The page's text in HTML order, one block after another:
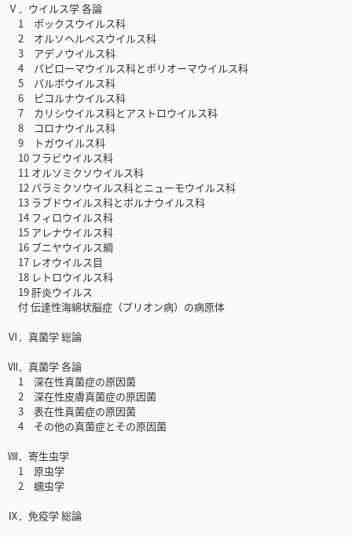
Ⅴ．ウイルス学 各論
1 ポックスウイルス科
2 オルソヘルペスウイルス科
3 アデノウイルス科
4 パピローマウイルス科とポリオーマウイルス科
5 パルボウイルス科
6 ピコルナウイルス科
7 カリシウイルス科とアストロウイルス科
8 コロナウイルス科
9 トガウイルス科
10 フラビウイルス科
11 オルソミクソウイルス科
12 パラミクソウイルス科とニューモウイルス科
13 ラブドウイルス科とボルナウイルス科
14 フィロウイルス科
15 アレナウイルス科
16 ブニヤウイルス綱
17 レオウイルス目
18 レトロウイルス科
19 肝炎ウイルス
付 伝達性海綿状脳症（プリオン病）の病原体
Ⅵ．真菌学 総論
Ⅶ．真菌学 各論
1 深在性真菌症の原因菌
2 深在性皮膚真菌症の原因菌
3 表在性真菌症の原因菌
4 その他の真菌症とその原因菌
Ⅷ．寄生虫学
1 原虫学
2 蠕虫学
Ⅸ．免疫学 総論